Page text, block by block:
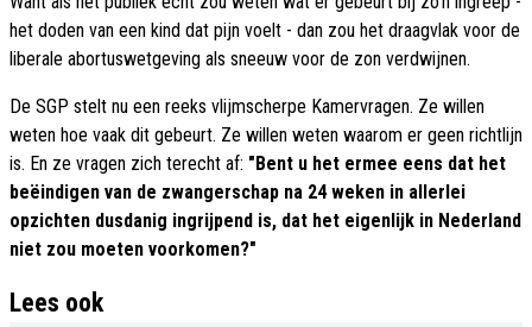
het doden van een kind dat pijn voelt - dan zou het draagvlak voor de
liberale abortuswetgeving als sneeuw voor de zon verdwijnen.
De SGP stelt nu een reeks vlijmscherpe Kamervragen. Ze willen
weten hoe vaak dit gebeurt. Ze willen weten waarom er geen richtlijn
is. En ze vragen zich terecht af: "Bent u het ermee eens dat het
beëindigen van de zwangerschap na 24 weken in allerlei
opzichten dusdanig ingrijpend is, dat het eigenlijk in Nederland
niet zou moeten voorkomen?"
Lees ook